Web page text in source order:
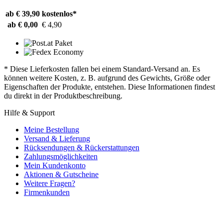
ab € 39,90 kostenlos*
ab € 0,00 € 4,90
* Diese Lieferkosten fallen bei einem Standard-Versand an. Es
können weitere Kosten, z. B. aufgrund des Gewichts, Größe oder
Eigenschaften der Produkte, entstehen. Diese Informationen findest
du direkt in der Produktbeschreibung.
Hilfe & Support
Meine Bestellung
Versand & Lieferung
Rücksendungen & Rückerstattungen
Zahlungsmöglichkeiten
Mein Kundenkonto
Aktionen & Gutscheine
Weitere Fragen?
Firmenkunden